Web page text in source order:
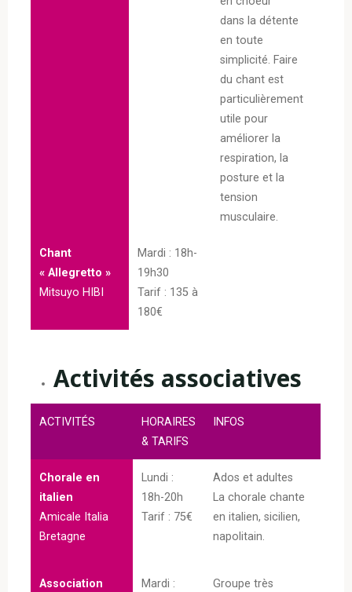
dans la détente
en toute
simplicité. Faire
du chant est
particulièrement
utile pour
améliorer la
respiration, la
posture et la
tension
musculaire.
Chant
« Allegretto »
Mitsuyo HIBI
Mardi : 18h-
19h30
Tarif : 135 à
180€
Activités associatives
ACTIVITÉS
HORAIRES
& TARIFS
INFOS
Chorale en
italien
Amicale Italia
Bretagne
Lundi :
18h-20h
Tarif : 75€
Ados et adultes
La chorale chante
en italien, sicilien,
napolitain.
Association
Mardi :
Groupe très